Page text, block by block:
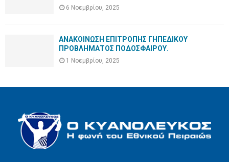
6 Νοεμβρίου, 2025
ΑΝΑΚΟΙΝΩΣΗ ΕΠΙΤΡΟΠΗΣ ΓΗΠΕΔΙΚΟΥ
ΠΡΟΒΛΗΜΑΤΟΣ ΠΟΔΟΣΦΑΙΡΟΥ.
1 Νοεμβρίου, 2025